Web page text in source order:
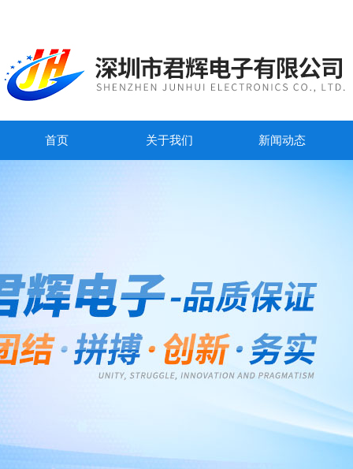
首页 关于我们 新闻动态